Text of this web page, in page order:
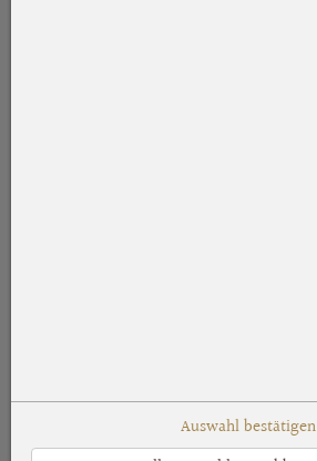
Auswahl bestätigen